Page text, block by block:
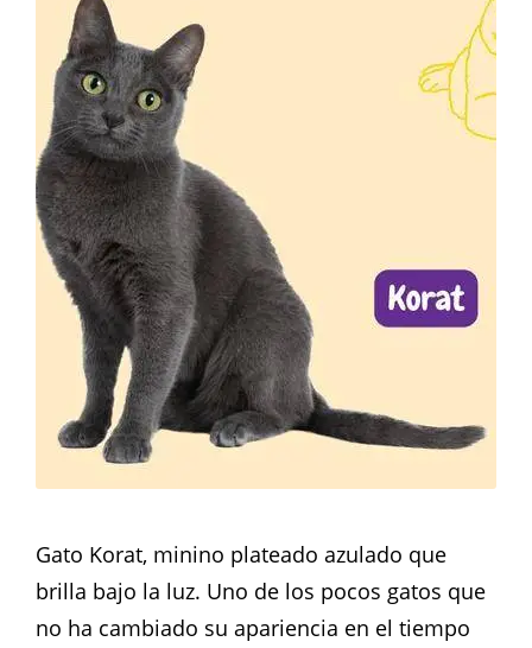
Gato Korat, minino plateado azulado que
brilla bajo la luz. Uno de los pocos gatos que
no ha cambiado su apariencia en el tiempo